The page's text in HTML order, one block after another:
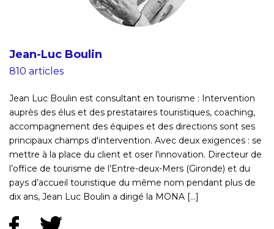
Jean-Luc Boulin
810 articles
Jean Luc Boulin est consultant en tourisme : Intervention
auprès des élus et des prestataires touristiques, coaching,
accompagnement des équipes et des directions sont ses
principaux champs d'intervention. Avec deux exigences : se
mettre à la place du client et oser l'innovation. Directeur de
l’office de tourisme de l’Entre-deux-Mers (Gironde) et du
pays d’accueil touristique du même nom pendant plus de
dix ans, Jean Luc Boulin a dirigé la MONA [...]